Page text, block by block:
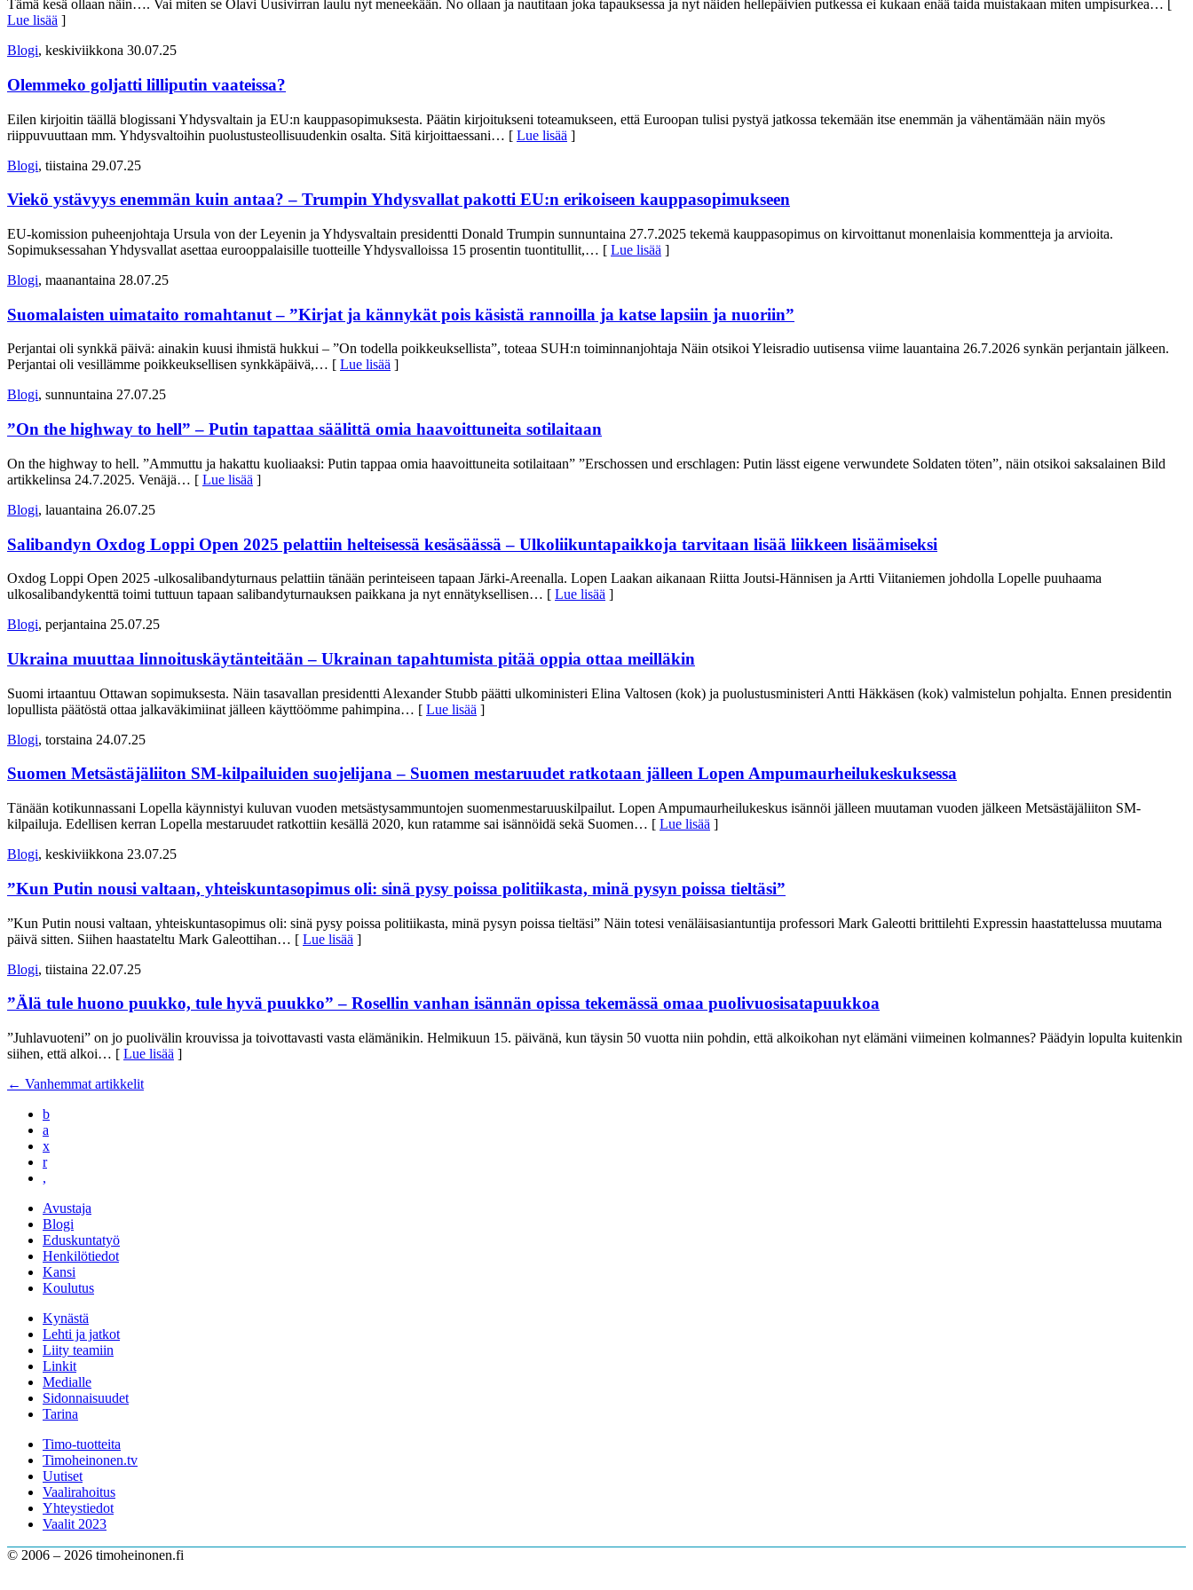
Tämä kesä ollaan näin…. Vai miten se Olavi Uusivirran laulu nyt meneekään. No ollaan ja nautitaan joka tapauksessa ja nyt näiden hellepäivien putkessa ei kukaan enää taida muistakaan miten umpisurkea… [
Lue lisää ]
Blogi, keskiviikkona 30.07.25
Olemmeko goljatti lilliputin vaateissa?
Eilen kirjoitin täällä blogissani Yhdysvaltain ja EU:n kauppasopimuksesta. Päätin kirjoitukseni toteamukseen, että Euroopan tulisi pystyä jatkossa tekemään itse enemmän ja vähentämään näin myös
riippuvuuttaan mm. Yhdysvaltoihin puolustusteollisuudenkin osalta. Sitä kirjoittaessani… [ Lue lisää ]
Blogi, tiistaina 29.07.25
Viekö ystävyys enemmän kuin antaa? – Trumpin Yhdysvallat pakotti EU:n erikoiseen kauppasopimukseen
EU-komission puheenjohtaja Ursula von der Leyenin ja Yhdysvaltain presidentti Donald Trumpin sunnuntaina 27.7.2025 tekemä kauppasopimus on kirvoittanut monenlaisia kommentteja ja arvioita.
Sopimuksessahan Yhdysvallat asettaa eurooppalaisille tuotteille Yhdysvalloissa 15 prosentin tuontitullit,… [ Lue lisää ]
Blogi, maanantaina 28.07.25
Suomalaisten uimataito romahtanut – ”Kirjat ja kännykät pois käsistä rannoilla ja katse lapsiin ja nuoriin”
Perjantai oli synkkä päivä: ainakin kuusi ihmistä hukkui – ”On todella poikkeuksellista”, toteaa SUH:n toiminnanjohtaja Näin otsikoi Yleisradio uutisensa viime lauantaina 26.7.2026 synkän perjantain jälkeen.
Perjantai oli vesillämme poikkeuksellisen synkkäpäivä,… [ Lue lisää ]
Blogi, sunnuntaina 27.07.25
”On the highway to hell” – Putin tapattaa säälittä omia haavoittuneita sotilaitaan
On the highway to hell. ”Ammuttu ja hakattu kuoliaaksi: Putin tappaa omia haavoittuneita sotilaitaan” ”Erschossen und erschlagen: Putin lässt eigene verwundete Soldaten töten”, näin otsikoi saksalainen Bild
artikkelinsa 24.7.2025. Venäjä… [ Lue lisää ]
Blogi, lauantaina 26.07.25
Salibandyn Oxdog Loppi Open 2025 pelattiin helteisessä kesäsäässä – Ulkoliikuntapaikkoja tarvitaan lisää liikkeen lisäämiseksi
Oxdog Loppi Open 2025 -ulkosalibandyturnaus pelattiin tänään perinteiseen tapaan Järki-Areenalla. Lopen Laakan aikanaan Riitta Joutsi-Hännisen ja Artti Viitaniemen johdolla Lopelle puuhaama
ulkosalibandykenttä toimi tuttuun tapaan salibandyturnauksen paikkana ja nyt ennätyksellisen… [ Lue lisää ]
Blogi, perjantaina 25.07.25
Ukraina muuttaa linnoituskäytänteitään – Ukrainan tapahtumista pitää oppia ottaa meilläkin
Suomi irtaantuu Ottawan sopimuksesta. Näin tasavallan presidentti Alexander Stubb päätti ulkoministeri Elina Valtosen (kok) ja puolustusministeri Antti Häkkäsen (kok) valmistelun pohjalta. Ennen presidentin
lopullista päätöstä ottaa jalkaväkimiinat jälleen käyttöömme pahimpina… [ Lue lisää ]
Blogi, torstaina 24.07.25
Suomen Metsästäjäliiton SM-kilpailuiden suojelijana – Suomen mestaruudet ratkotaan jälleen Lopen Ampumaurheilukeskuksessa
Tänään kotikunnassani Lopella käynnistyi kuluvan vuoden metsästysammuntojen suomenmestaruuskilpailut. Lopen Ampumaurheilukeskus isännöi jälleen muutaman vuoden jälkeen Metsästäjäliiton SM-
kilpailuja. Edellisen kerran Lopella mestaruudet ratkottiin kesällä 2020, kun ratamme sai isännöidä sekä Suomen… [ Lue lisää ]
Blogi, keskiviikkona 23.07.25
”Kun Putin nousi valtaan, yhteiskuntasopimus oli: sinä pysy poissa politiikasta, minä pysyn poissa tieltäsi”
”Kun Putin nousi valtaan, yhteiskuntasopimus oli: sinä pysy poissa politiikasta, minä pysyn poissa tieltäsi” Näin totesi venäläisasiantuntija professori Mark Galeotti brittilehti Expressin haastattelussa muutama
päivä sitten. Siihen haastateltu Mark Galeottihan… [ Lue lisää ]
Blogi, tiistaina 22.07.25
”Älä tule huono puukko, tule hyvä puukko” – Rosellin vanhan isännän opissa tekemässä omaa puolivuosisatapuukkoa
”Juhlavuoteni” on jo puolivälin krouvissa ja toivottavasti vasta elämänikin. Helmikuun 15. päivänä, kun täysin 50 vuotta niin pohdin, että alkoikohan nyt elämäni viimeinen kolmannes? Päädyin lopulta kuitenkin
siihen, että alkoi… [ Lue lisää ]
← Vanhemmat artikkelit
b
a
x
r
,
Avustaja
Blogi
Eduskuntatyö
Henkilötiedot
Kansi
Koulutus
Kynästä
Lehti ja jatkot
Liity teamiin
Linkit
Medialle
Sidonnaisuudet
Tarina
Timo-tuotteita
Timoheinonen.tv
Uutiset
Vaalirahoitus
Yhteystiedot
Vaalit 2023
© 2006 – 2026 timoheinonen.fi